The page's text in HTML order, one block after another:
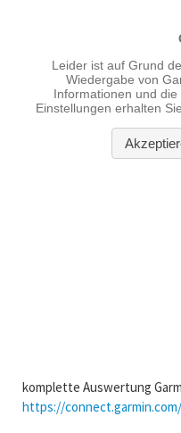
komplette Auswertung
https://